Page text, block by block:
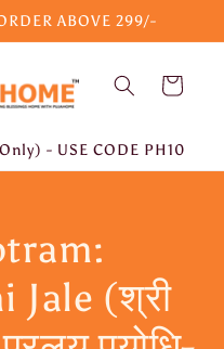
ABOVE 299/-
Cart
- USE CODE PH10
Jale (श्री